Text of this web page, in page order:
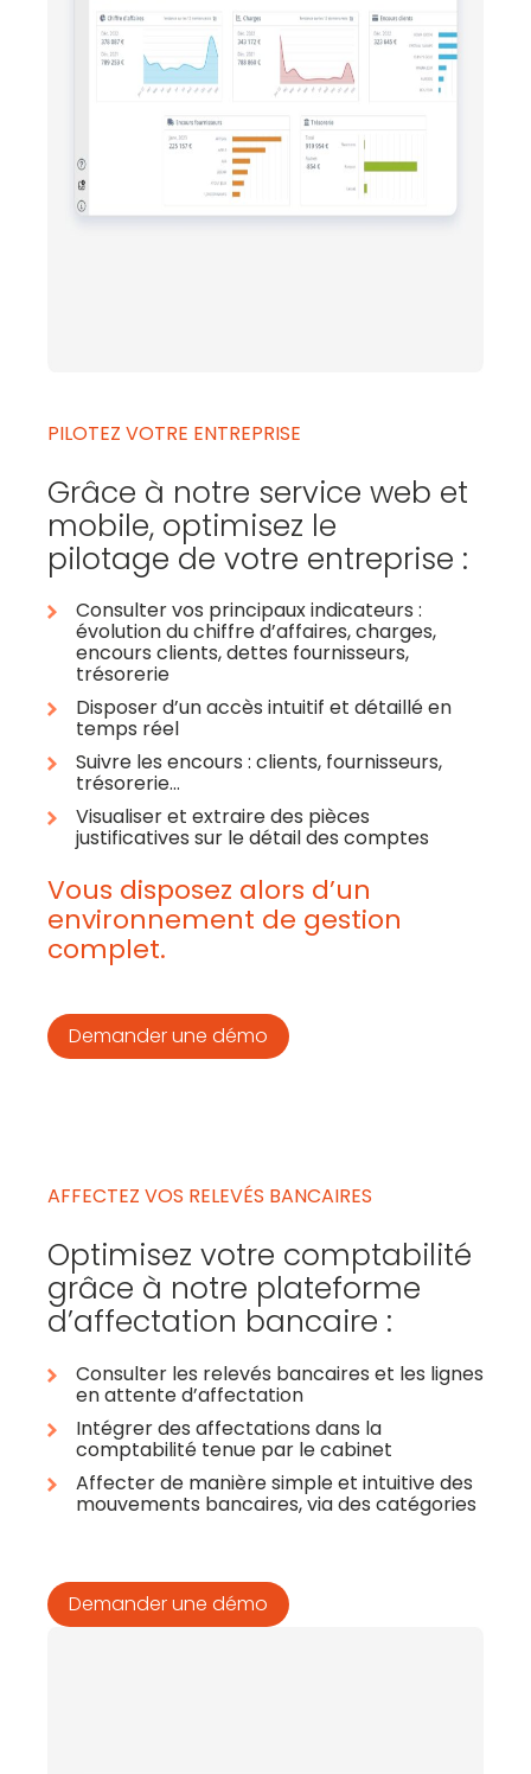
PILOTEZ VOTRE ENTREPRISE
Grâce à notre service web et
mobile, optimisez le
pilotage de votre entreprise :
Consulter vos principaux indicateurs :
évolution du chiffre d’affaires, charges,
encours clients, dettes fournisseurs,
trésorerie
Disposer d’un accès intuitif et détaillé en
temps réel
Suivre les encours : clients, fournisseurs,
trésorerie…
Visualiser et extraire des pièces
justificatives sur le détail des comptes
Vous disposez alors d’un
environnement de gestion
complet.
Demander une démo
AFFECTEZ VOS RELEVÉS BANCAIRES
Optimisez votre comptabilité
grâce à notre plateforme
d’affectation bancaire :
Consulter les relevés bancaires et les lignes
en attente d’affectation
Intégrer des affectations dans la
comptabilité tenue par le cabinet
Affecter de manière simple et intuitive des
mouvements bancaires, via des catégories
Demander une démo